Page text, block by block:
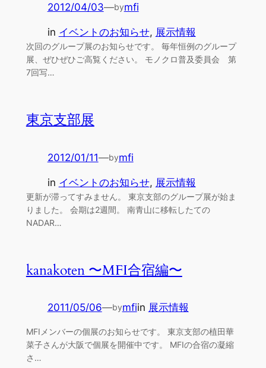
2012/04/03—bymfi
in イベントのお知らせ, 展示情報
次回のグループ展のお知らせです。 毎年恒例のグループ
展、ぜひぜひご高覧ください。 モノクロ普及委員会 第
7回写…
東京支部展
2012/01/11—bymfi
in イベントのお知らせ, 展示情報
更新が滞ってすみません。 東京支部のグループ展が始ま
りました。 会期は2週間。 南青山に移転したての
NADAR…
kanakoten 〜MFI合宿編〜
2011/05/06—bymfiin 展示情報
MFIメンバーの個展のお知らせです。 東京支部の植田華
菜子さんが大阪で個展を開催中です。 MFIの合宿の凝縮
さ…